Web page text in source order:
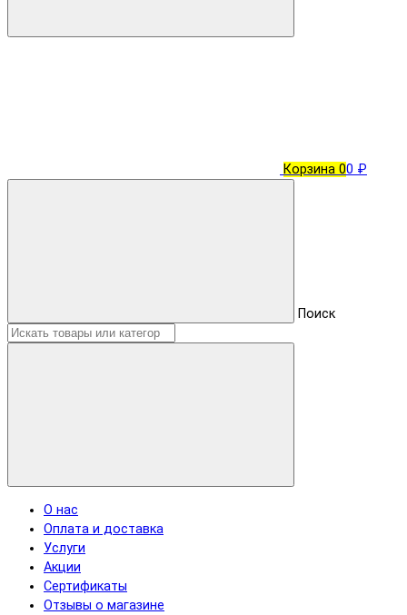
Корзина 00 ₽
Поиск
О нас
Оплата и доставка
Услуги
Акции
Сертификаты
Отзывы о магазине